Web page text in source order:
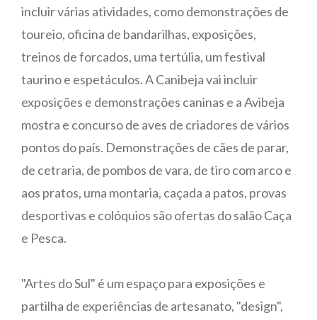
incluir várias atividades, como demonstrações de
toureio, oficina de bandarilhas, exposições,
treinos de forcados, uma tertúlia, um festival
taurino e espetáculos. A Canibeja vai incluir
exposições e demonstrações caninas e a Avibeja
mostra e concurso de aves de criadores de vários
pontos do país. Demonstrações de cães de parar,
de cetraria, de pombos de vara, de tiro com arco e
aos pratos, uma montaria, caçada a patos, provas
desportivas e colóquios são ofertas do salão Caça
e Pesca.
"Artes do Sul" é um espaço para exposições e
partilha de experiências de artesanato, "design",